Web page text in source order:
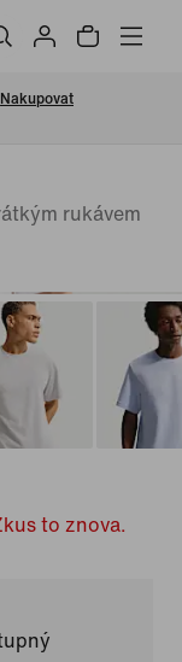
Nakupovat
rukávem
to znova.